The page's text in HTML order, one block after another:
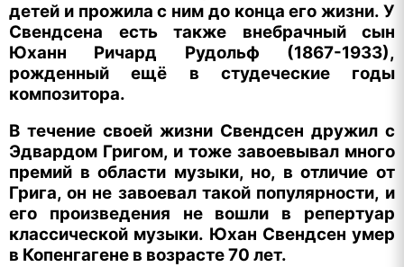
детей и прожила с ним до конца его жизни. У
Свендсена есть также внебрачный сын
Юханн Ричард Рудольф (1867-1933),
рожденный ещё в студеческие годы
композитора.
В течение своей жизни Свендсен дружил с
Эдвардом Григом, и тоже завоевывал много
премий в области музыки, но, в отличие от
Грига, он не завоевал такой популярности, и
его произведения не вошли в репертуар
классической музыки. Юхан Свендсен умер
в Копенгагене в возрасте 70 лет.